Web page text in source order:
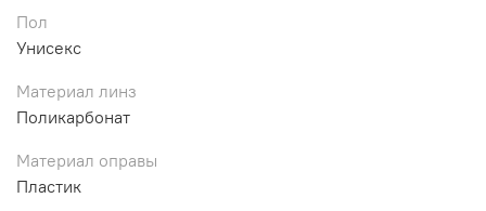
Пол
Унисекс
Материал линз
Поликарбонат
Материал оправы
Пластик